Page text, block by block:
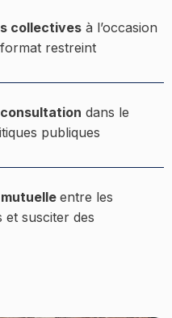
collectives à l’occasion
restreint
dans le
publiques
entre les
et susciter des